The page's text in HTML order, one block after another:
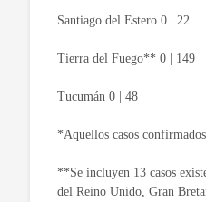
Santiago del Estero 0 | 22
Tierra del Fuego** 0 | 149
Tucumán 0 | 48
*Aquellos casos
**Se incluyen 13 casos
del Reino Unido, Gran